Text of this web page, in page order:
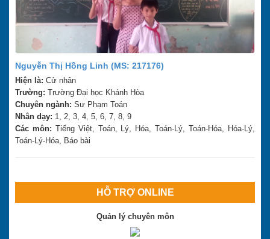
Nguyễn Thị Hồng Linh (MS: 217176)
Hiện là: Cử nhân
Trường: Trường Đại học Khánh Hòa
Chuyên ngành: Sư Phạm Toán
Nhân dạy: 1, 2, 3, 4, 5, 6, 7, 8, 9
Các môn: Tiếng Việt, Toán, Lý, Hóa, Toán-Lý, Toán-Hóa, Hóa-Lý,
Toán-Lý-Hóa, Báo bài
HỖ TRỢ ONLINE
Quản lý chuyên môn